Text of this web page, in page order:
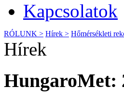
Kapcsolatok
RÓLUNK > Hírek > Hőmérsékleti
Hírek
HungaroMet: